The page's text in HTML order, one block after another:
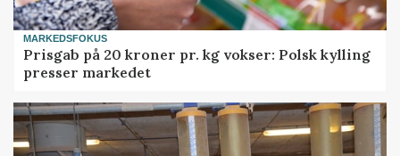
MARKEDSFOKUS
Prisgab på 20 kroner pr. kg vokser: Polsk kylling
presser markedet